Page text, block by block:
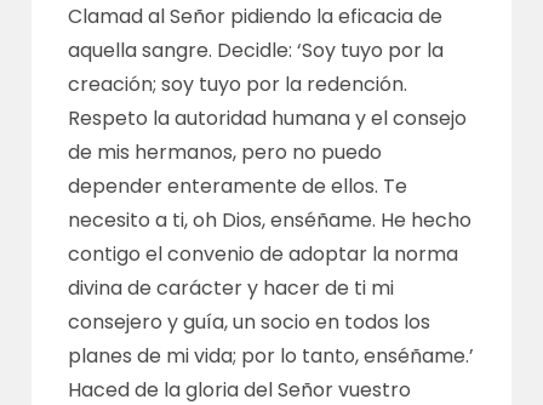
Clamad al Señor pidiendo la eficacia de
aquella sangre. Decidle: ‘Soy tuyo por la
creación; soy tuyo por la redención.
Respeto la autoridad humana y el consejo
de mis hermanos, pero no puedo
depender enteramente de ellos. Te
necesito a ti, oh Dios, enséñame. He hecho
contigo el convenio de adoptar la norma
divina de carácter y hacer de ti mi
consejero y guía, un socio en todos los
planes de mi vida; por lo tanto, enséñame.’
Haced de la gloria del Señor vuestro